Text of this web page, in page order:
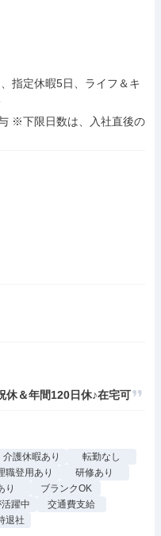
指定休暇5日、ライフ＆キ
※下限日数は、入社直後の
休＆年間120日休♪在宅可
介護休暇あり
転勤なし
職登用あり
研修あり
り
ブランクOK
躍中
交通費支給
退社